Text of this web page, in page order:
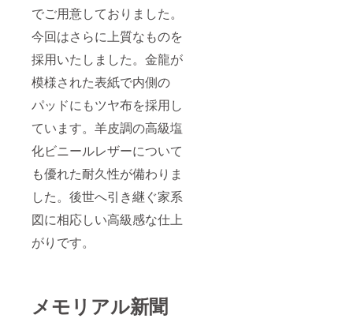
でご用意しておりました。
今回はさらに上質なものを
採用いたしました。金龍が
模様された表紙で内側の
パッドにもツヤ布を採用し
ています。羊皮調の高級塩
化ビニールレザーについて
も優れた耐久性が備わりま
した。後世へ引き継ぐ家系
図に相応しい高級感な仕上
がりです。
メモリアル新聞